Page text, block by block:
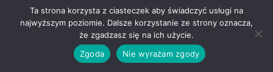
Ta strona korzysta z ciasteczek aby świadczyć usługi na
najwyższym poziomie. Dalsze korzystanie ze strony oznacza,
że zgadzasz się na ich użycie.
Zgoda
Nie wyrażam zgody